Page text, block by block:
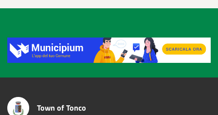
Title
Town of Tonco